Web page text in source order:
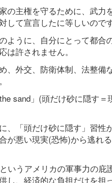
の主権を守るために、武
して宣言したに等しいのです
ように、自分にとって都
は許されません。
、外交、防衛体制、法整
sand」(頭だけ砂に隠す
、「頭だけ砂に隠す」習
が悪い現実(恐怖)から逃れ
いうアメリカの軍事力の
し、経済的な負担だけを担